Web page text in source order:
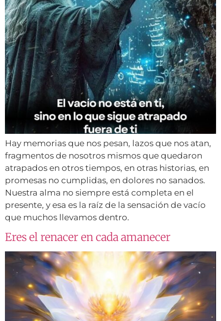
Hay memorias que nos pesan, lazos que nos atan,
fragmentos de nosotros mismos que quedaron
atrapados en otros tiempos, en otras historias, en
promesas no cumplidas, en dolores no sanados.
Nuestra alma no siempre está completa en el
presente, y esa es la raíz de la sensación de vacío
que muchos llevamos dentro.
Eres el renacer en cada amanecer